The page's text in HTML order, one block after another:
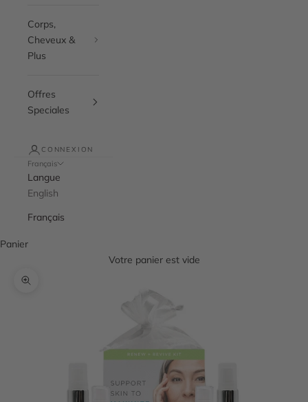
Corps,
Cheveux &
Plus
Offres
Speciales
CONNEXION
Français
Langue
English
Français
Panier
Votre panier est vide
Zoomer sur l'image